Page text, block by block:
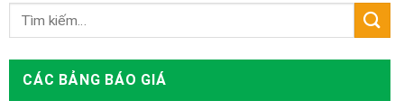
CÁC BẢNG BÁO GIÁ